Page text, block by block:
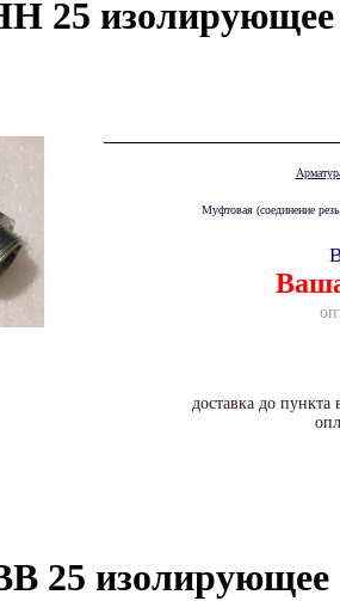
25 изолирующее
Муфтовая (соединение
доставка до
25 изолирующее